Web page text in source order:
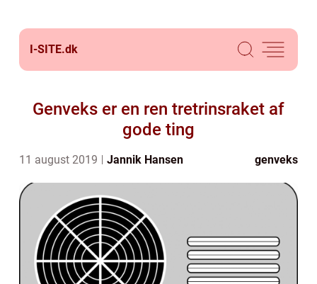
I-SITE.dk
Genveks er en ren tretrinsraket af
gode ting
11 august 2019 Jannik Hansen genveks